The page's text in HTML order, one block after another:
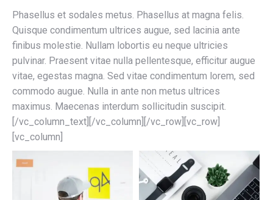
Phasellus et sodales metus. Phasellus at magna felis.
Quisque condimentum ultrices augue, sed lacinia ante
finibus molestie. Nullam lobortis eu neque ultricies
pulvinar. Praesent vitae nulla pellentesque, efficitur augue
vitae, egestas magna. Sed vitae condimentum lorem, sed
commodo augue. Nulla in ante non metus ultrices
maximus. Maecenas interdum sollicitudin suscipit.
[/vc_column_text][/vc_column][/vc_row][vc_row]
[vc_column]